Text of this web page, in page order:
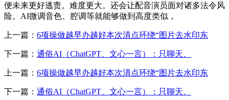
便未来更好逃责。难度更大。还会让配音演员面对诸多法令风
险。AI微调音色、腔调等就能够做到高度类似，
上一篇： 6项操做越早办越好本次清点环绕“图片去水印东
下一篇： 通俗AI（ChatGPT、文心一言）：只聊天、
上一篇： 6项操做越早办越好本次清点环绕“图片去水印东
下一篇： 通俗AI（ChatGPT、文心一言）：只聊天、